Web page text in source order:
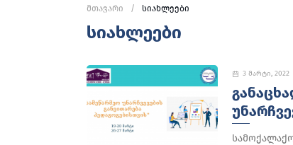
მთავარი სიახლეები
სიახლეები
3 მარტი, 2022